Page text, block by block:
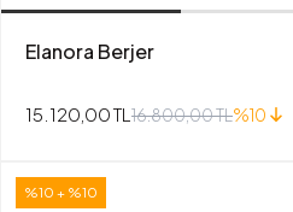
Elanora Berjer
15.120,00 TL 16.800,00 TL%10
%10 + %10